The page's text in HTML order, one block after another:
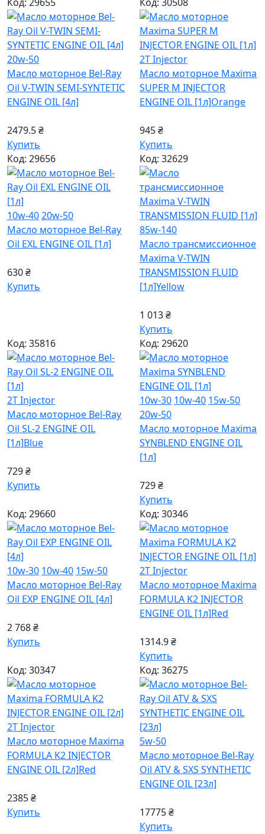
20w-50
Масло моторное Bel-Ray
Oil V-TWIN SEMI-SYNTETIC
ENGINE OIL [4л]
2479.5 ₴
Купить
2T Injector
Масло моторное Maxima
SUPER M INJECTOR
ENGINE OIL [1л]Orange
945 ₴
Купить
Код: 29656
10w-4020w-50
Масло моторное Bel-Ray
Oil EXL ENGINE OIL [1л]
630 ₴
Купить
Код: 32629
85w-140
Масло трансмиссионное
Maxima V-TWIN
TRANSMISSION FLUID
[1л]Yellow
1 013 ₴
Купить
Код: 35816
2T Injector
Масло моторное Bel-Ray
Oil SL-2 ENGINE OIL
[1л]Blue
729 ₴
Купить
Код: 29620
10w-30 10w-40 15w-50
20w-50
Масло моторное Maxima
SYNBLEND ENGINE OIL
[1л]
729 ₴
Купить
Код: 29660
10w-30 10w-40 15w-50
Масло моторное Bel-Ray
Oil EXP ENGINE OIL [4л]
2 768 ₴
Купить
Код: 30346
2T Injector
Масло моторное Maxima
FORMULA K2 INJECTOR
ENGINE OIL [1л]Red
1314.9 ₴
Купить
Код: 30347
2T Injector
Масло моторное Maxima
FORMULA K2 INJECTOR
ENGINE OIL [2л]Red
2385 ₴
Купить
Код: 36275
5w-50
Масло моторное Bel-Ray
Oil ATV & SXS SYNTHETIC
ENGINE OIL [23л]
17775 ₴
Купить